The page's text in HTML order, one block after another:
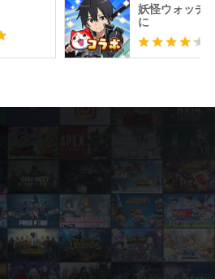
妖怪ウォッチ
に